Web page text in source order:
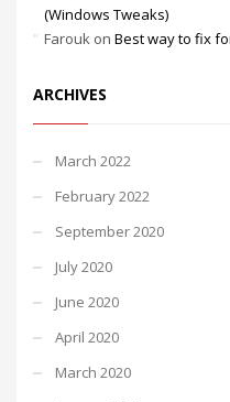
(Windows Tweaks)
Farouk on Best way to fix
ARCHIVES
March 2022
February 2022
September 2020
July 2020
June 2020
April 2020
March 2020